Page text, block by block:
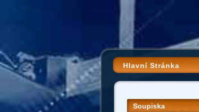
Hlavní Stránka
Soupiska